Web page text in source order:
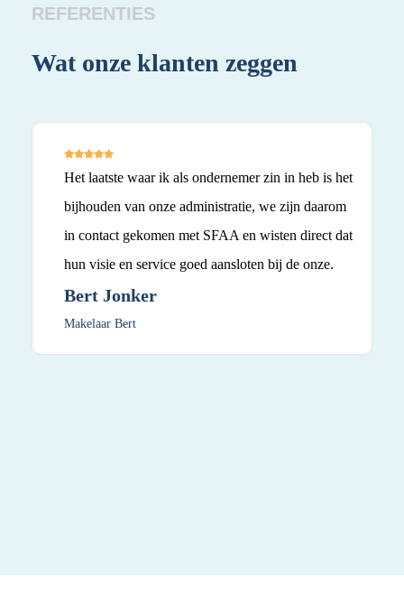
REFERENTIES
Wat onze klanten zeggen
Het laatste waar ik als ondernemer zin in heb is het
bijhouden van onze administratie, we zijn daarom
in contact gekomen met SFAA en wisten direct dat
hun visie en service goed aansloten bij de onze.
Bert Jonker
Makelaar Bert